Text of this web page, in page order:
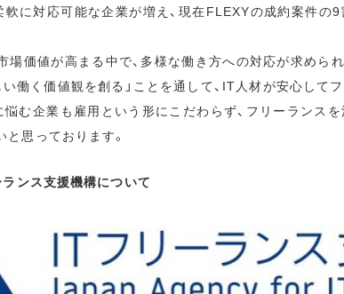
軟に対応可能な企業が増え、現在FLEXYの成約案件の
場価値が高まる中で、多様な働き方への対応が求めら
い働く価値観を創る」ことを通して、IT人材が安心して
悩む企業も雇用という形にこだわらず、フリーランス
思っております。
ンス支援機構について